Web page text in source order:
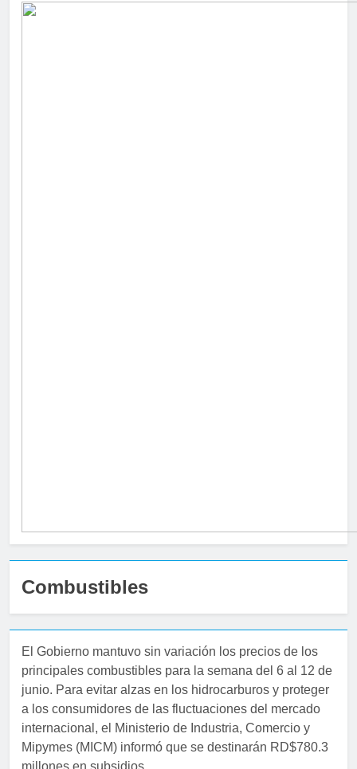
Combustibles
El Gobierno mantuvo sin variación los precios de los
principales combustibles para la semana del 6 al 12 de
junio. Para evitar alzas en los hidrocarburos y proteger
a los consumidores de las fluctuaciones del mercado
internacional, el Ministerio de Industria, Comercio y
Mipymes (MICM) informó que se destinarán RD$780.3